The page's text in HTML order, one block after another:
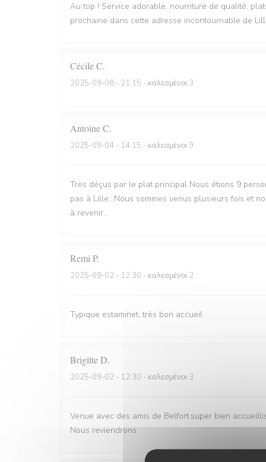
Au top ! Service adorable, nourriture de qualité,
prochaine dans cette adresse incontournable de
CécileC
2025-09-08 - 21:15 - καλεσμένοι 3
AntoineC
2025-09-04 - 14:15 - καλεσμένοι 9
Très déçus par le plat principal Nous étions 9
pas à Lille...Nous sommes venus plusieurs fois et
à revenir...
Remi P
2025-09-02 - 12:30 - καλεσμένοι 2
Typique estaminet, très bon accueil
BrigitteD
2025-09-02 - 12:30 - καλεσμένοι 3
Venue avec des amis de Belfort.super bien
Nous reviendrons